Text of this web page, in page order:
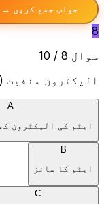
جواب جمع کریں →
8
سوال 8 / 10
الیکٹرون منفیت (Electronegativity) کیا ہے؟
A
ایٹم کی الیکٹرون
B
ایٹم کا سائز
C